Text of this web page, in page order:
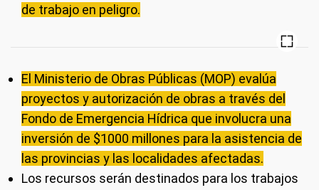
de trabajo en peligro.
El Ministerio de Obras Públicas (MOP) evalúa
proyectos y autorización de obras a través del
Fondo de Emergencia Hídrica que involucra una
inversión de $1000 millones para la asistencia de
las provincias y las localidades afectadas.
Los recursos serán destinados para los trabajos